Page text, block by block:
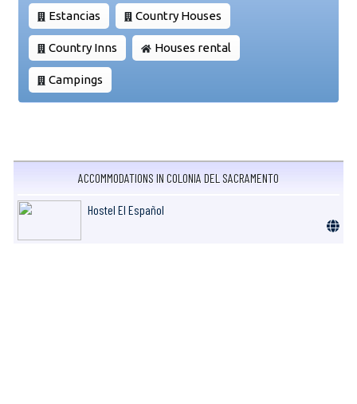
Estancias Country Houses
Country Inns Houses rental
Campings
ACCOMMODATIONS IN COLONIA DEL SACRAMENTO
Hostel El Español